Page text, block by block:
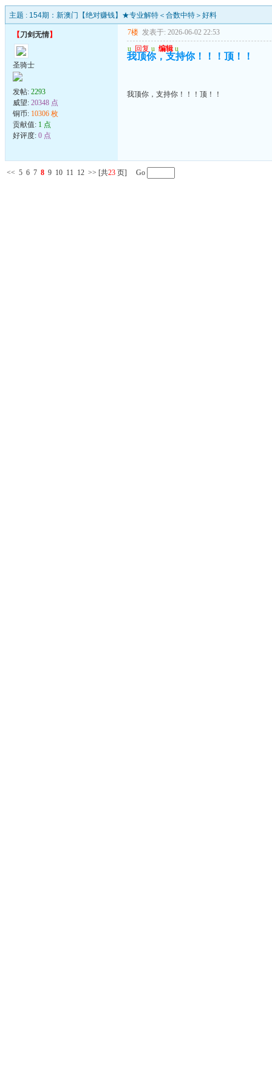
主题 : 154期：新澳门【绝对赚钱】★专业解特＜合数中特＞好料
【刀剑无情】
圣骑士
发帖: 2293
威望: 20348 点
铜币: 10306 枚
贡献值: 1 点
好评度: 0 点
7楼 发表于: 2026-06-02 22:53
u 回复 u 编辑 u
我顶你，支持你！！！顶！！
我顶你，支持你！！！顶！！
<< 5 6 7 8 9 10 11 12 >> [共23 页] Go